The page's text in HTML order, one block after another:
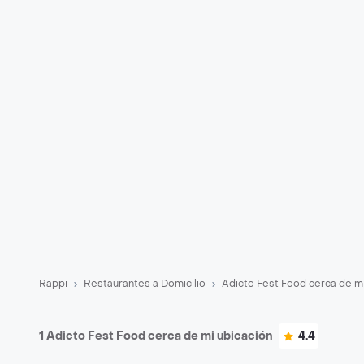
Rappi Restaurantes a Domicilio Adicto Fest Food cerca de
1 Adicto Fest Food cerca de mi ubicación 4.4